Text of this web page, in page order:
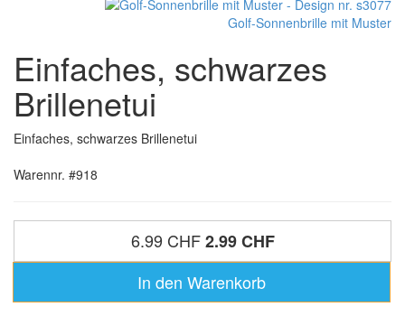
Golf-Sonnenbrille mit Muster
Einfaches, schwarzes
Brillenetui
Einfaches, schwarzes Brillenetui
Warennr. #918
6.99 CHF2.99 CHF
In den Warenkorb